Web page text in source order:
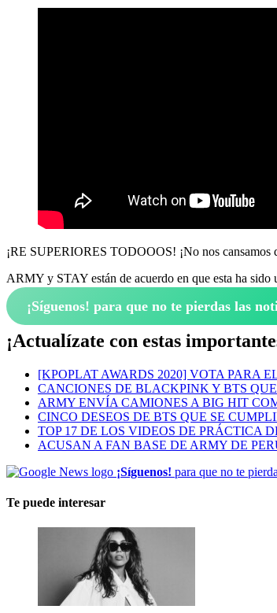
¡RE SUPERIORES TODOOOS! ¡No nos
ARMY y STAY están de acuerdo en que esta ha sido
¡Síguenos! para que no te pierdas las
¡Actualízate con estas
[KPOPLAT AWARDS 2020] VOTA PARA
CANCIONES DE BLACKPINK Y BTS
ARMY ENVÍA CAMIONES A BIG HIT
CINCO DESEOS DE BTS QUE SE
TOP 17 DE LOS VIDEOS DE PRÁCTICA
ACUSAN A FAN BASE DE ARMY DE
¡Síguenos! para que no te
Te puede interesar